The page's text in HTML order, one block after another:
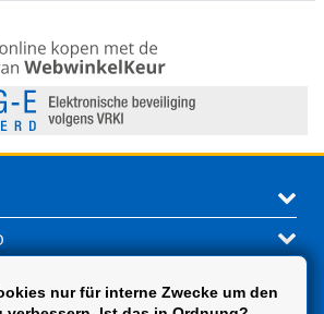
nur für interne Zwecke um den